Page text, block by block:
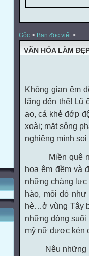
Gốc > Bạn đọc viết>
VĂN HÓA LÀM
Không gian êm
lặng đến thế! Lũ
ao, cá khẻ đớp
xoài; mặt sông
nghiêng mình
Miền quê nào
họa êm đềm và
những chàng lực
hào, môi đỏ
hè…ở vùng Tây
những dòng suối
mỹ nữ được kén
Nêu những